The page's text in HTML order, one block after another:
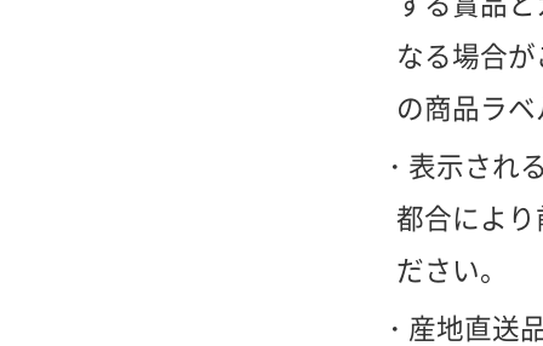
なる場合
の商品ラ
表示され
都合によ
ださい。
産地直送